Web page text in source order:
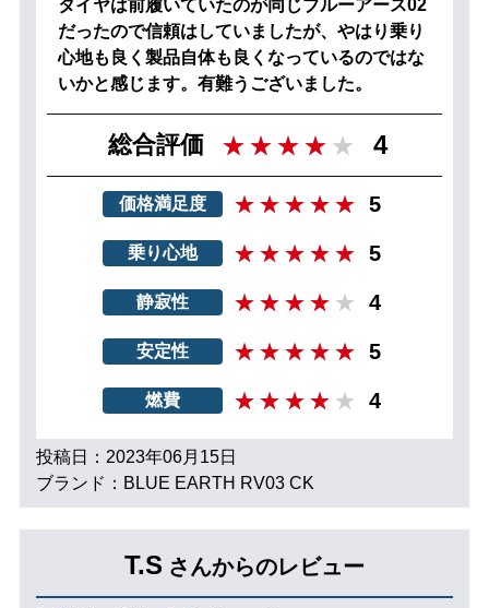
タイヤは前履いていたのが同じブルーアース02
だったので信頼はしていましたが、やはり乗り
心地も良く製品自体も良くなっているのではな
いかと感じます。有難うございました。
総合評価 4
価格満足度 5
乗り心地 5
静寂性 4
安定性 5
燃費 4
投稿日：2023年06月15日
ブランド：BLUE EARTH RV03 CK
T.S さんからのレビュー